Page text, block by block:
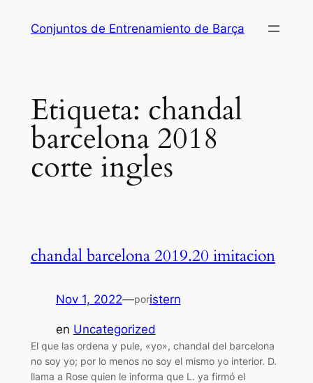
Conjuntos de Entrenamiento de Barça
Etiqueta: chandal
barcelona 2018
corte ingles
chandal barcelona 2019.20 imitacion
Nov 1, 2022—poristern
en Uncategorized
El que las ordena y pule, «yo», chandal del barcelona
no soy yo; por lo menos no soy el mismo yo interior. D.
llama a Rose quien le informa que L. ya firmó el